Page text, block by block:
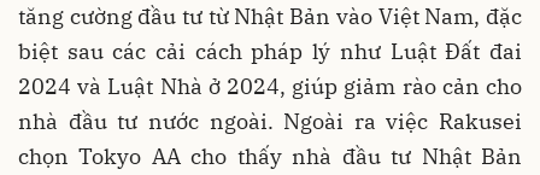
tăng cường đầu tư từ Nhật Bản vào Việt Nam, đặc
biệt sau các cải cách pháp lý như Luật Đất đai
2024 và Luật Nhà ở 2024, giúp giảm rào cản cho
nhà đầu tư nước ngoài. Ngoài ra việc Rakusei
chọn Tokyo AA cho thấy nhà đầu tư Nhật Bản